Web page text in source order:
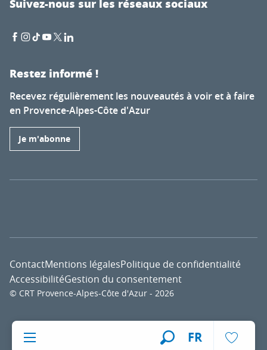
FR
Suivez-nous sur les réseaux sociaux
Restez informé !
Recevez régulièrement les nouveautés à voir et à faire
en Provence-Alpes-Côte d'Azur
Je m'abonne
© CRT Provence-Alpes-Côte d'Azur - 2026
ContactMentions légalesPolitique de confidentialité
AccessibilitéGestion du consentement